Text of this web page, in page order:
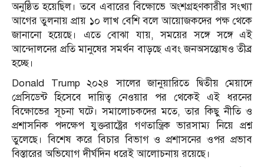
অনুষ্ঠিত হয়েছিল। তবে এবারের বিক্ষোভে অংশগ্রহণকারীর সংখ্যা
আগের তুলনায় প্রায় ১০ লাখ বেশি বলে আয়োজকদের পক্ষ থেকে
জানানো হয়েছে। এতে বোঝা যায়, সময়ের সঙ্গে সঙ্গে এই
আন্দোলনের প্রতি মানুষের সমর্থন বাড়ছে এবং জনঅসন্তোষও তীব্র
হচ্ছে।
Donald Trump২০২৪ সালের জানুয়ারিতে দ্বিতীয় মেয়াদে
প্রেসিডেন্ট হিসেবে দায়িত্ব নেওয়ার পর থেকেই এই ধরনের
বিক্ষোভের সূচনা ঘটে। সমালোচকদের মতে, তার কিছু নীতি ও
প্রশাসনিক পদক্ষেপ যুক্তরাষ্ট্রের গণতান্ত্রিক ভারসাম্য নিয়ে প্রশ্ন
তুলেছে। বিশেষ করে বিচার বিভাগ ও প্রশাসনের ওপর প্রভাব
বিস্তারের অভিযোগ দীর্ঘদিন ধরেই আলোচনায় রয়েছে।